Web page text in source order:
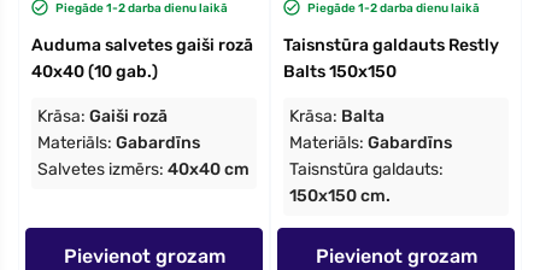
Piegāde 1-2 darba dienu laikā
Auduma salvetes gaiši rozā
40x40 (10 gab.)
Krāsa: Gaiši rozā
Materiāls: Gabardīns
Salvetes izmērs: 40x40 cm
Pievienot grozam
Piegāde 1-2 darba dienu laikā
Taisnstūra galdauts Restly
Balts 150x150
Krāsa: Balta
Materiāls: Gabardīns
Taisnstūra galdauts:
150x150 cm.
Pievienot grozam